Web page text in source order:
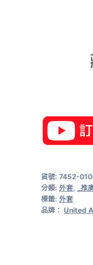
貨號: 7452-
分類: 外套,
_推
標籤: 外套
品牌： United